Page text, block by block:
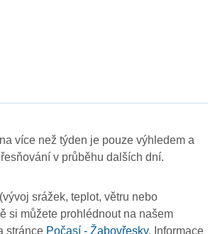
více než týden je pouze výhledem a
v průběhu dalších dní.
srážek, teplot, větru nebo
si můžete prohlédnout na našem
stránce Počasí - Žabovřesky. Informace